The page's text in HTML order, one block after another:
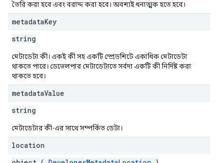
তৈরি করা হবে এবং বরাদ্দ করা হবে। অবশ্যই ধনাত্মক হতে হবে।
metadataKey
string
মেটাডেটা কী। একই কী সহ একটি স্প্রেডশিটে একাধিক মেটাডেটা
থাকতে পারে। ডেভেলপার মেটাডেটাতে সর্বদা একটি কী নির্দিষ্ট করা
থাকতে হবে।
metadataValue
string
মেটাডেটার কী-এর সাথে সম্পর্কিত ডেটা।
location